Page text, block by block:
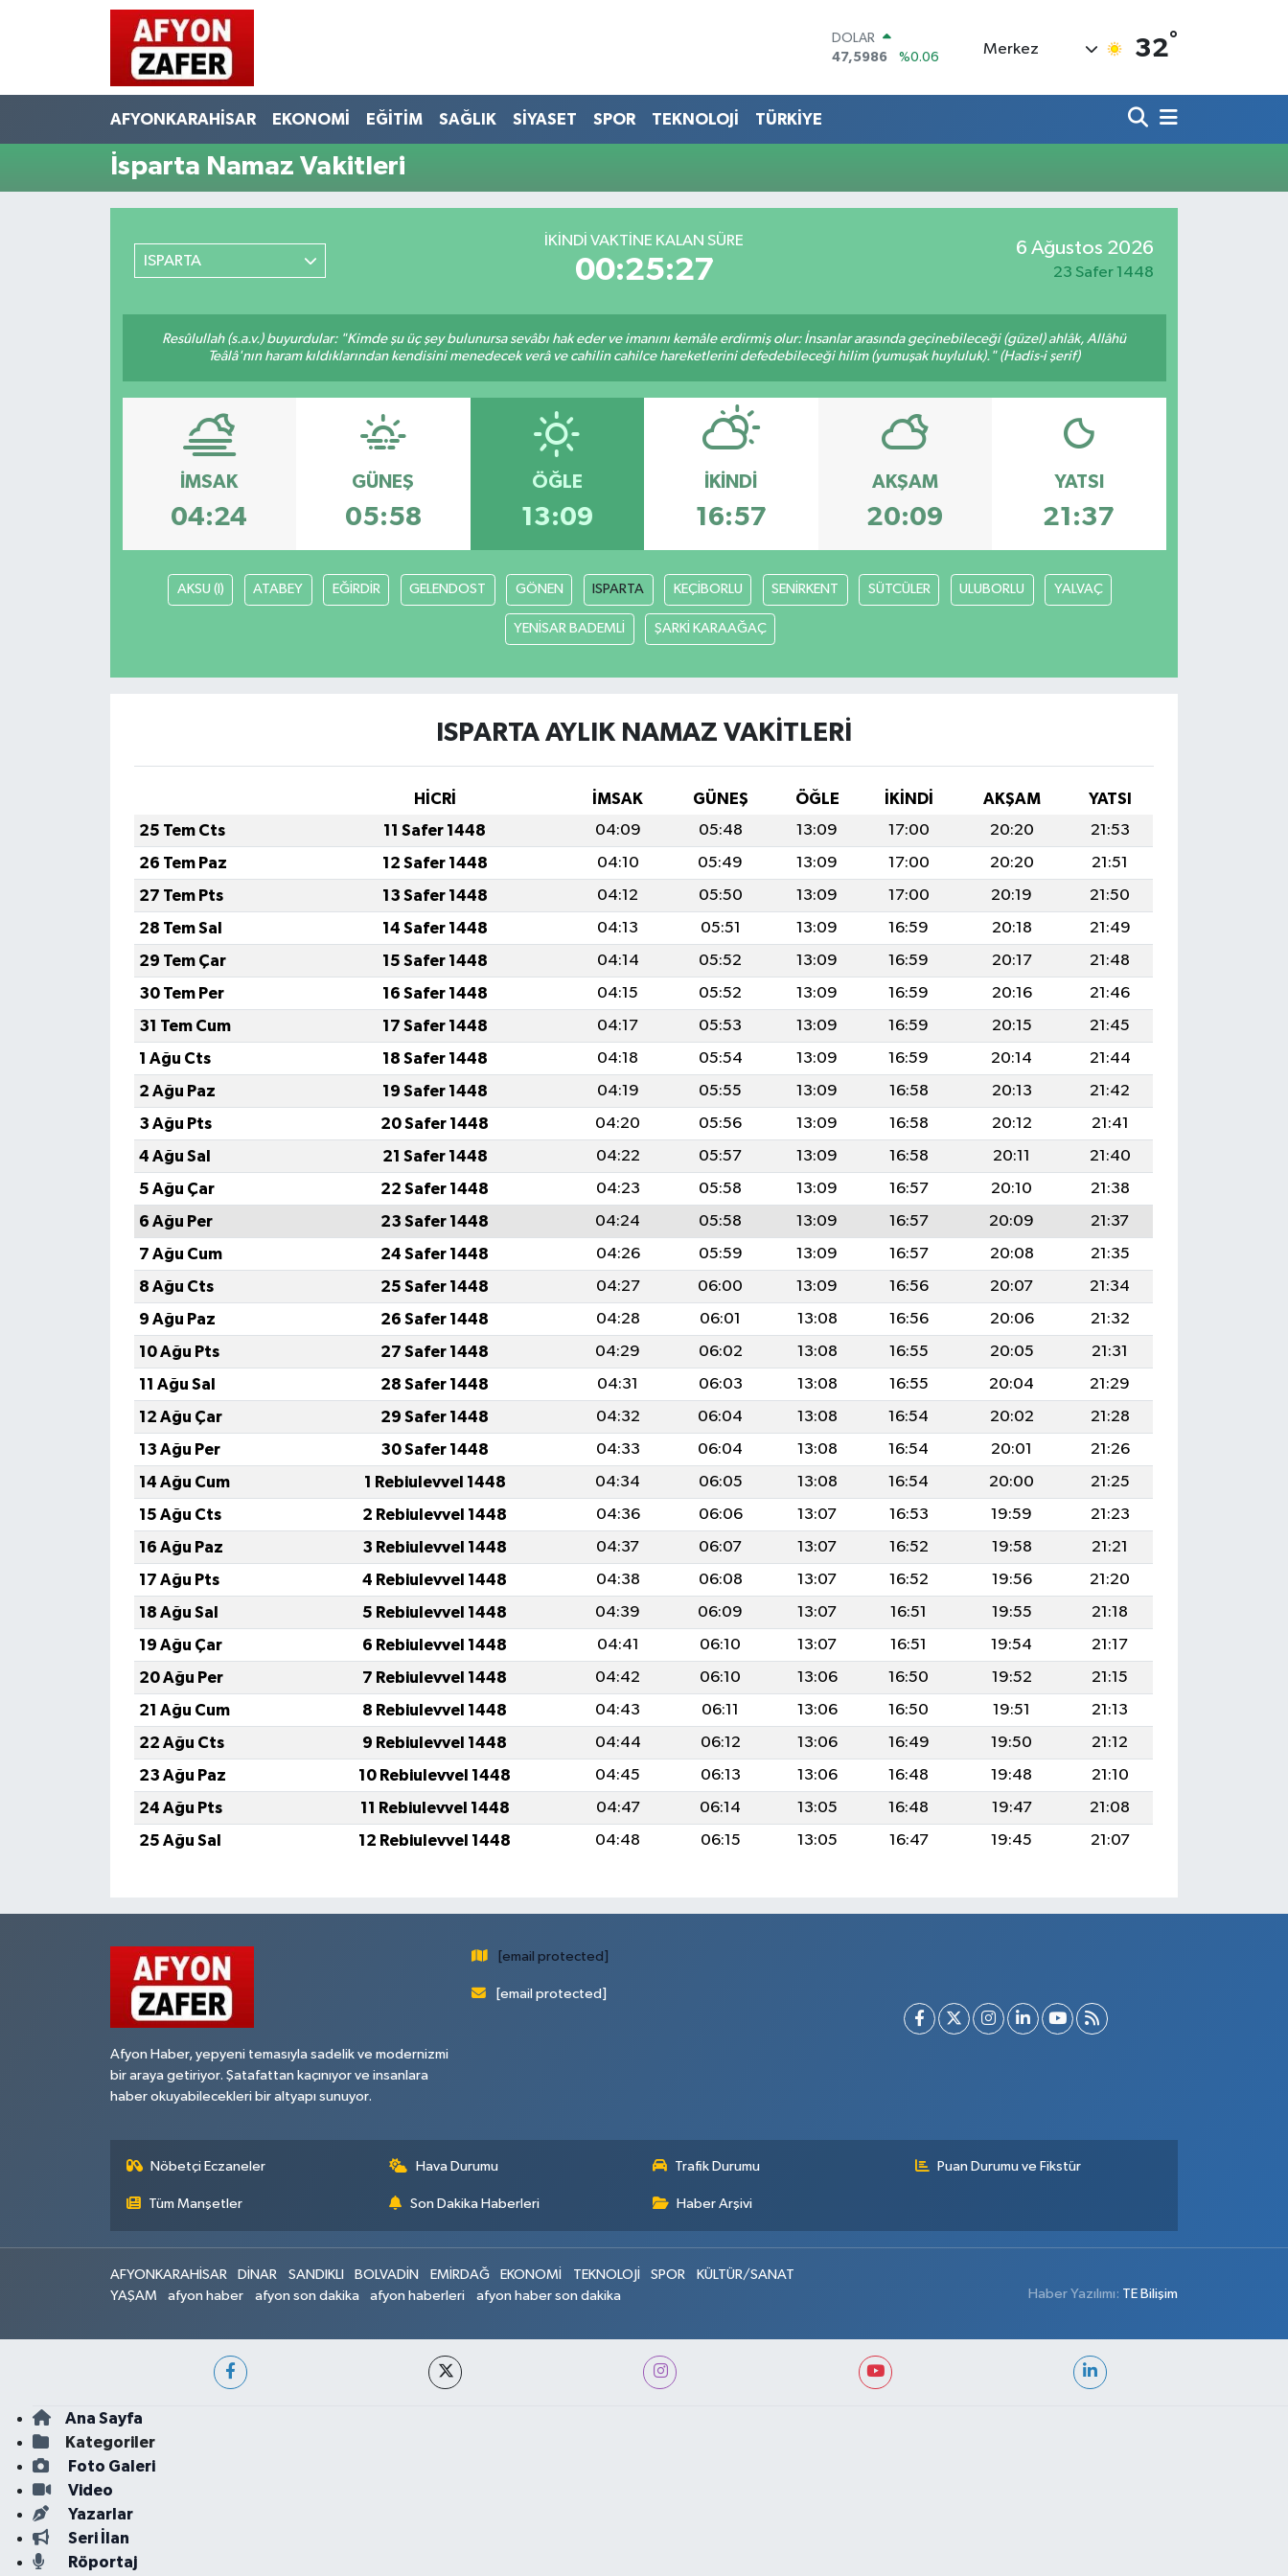
DOLAR
47,5986
%0.06
55,0700
%0.1
BİST100
13.768
%48
Merkez 32°
AFYONKARAHİSAR EKONOMİ EĞİTİM SAĞLIK SİYASET SPOR TEKNOLOJİ TÜRKİYE
İsparta Namaz Vakitleri
ISPARTA
İKINDI VAKTINE KALAN SÜRE
00:25:27
6 Ağustos 2026
23 Safer 1448
Resûlullah (s.a.v.) buyurdular: "Kimde şu üç şey bulunursa sevâbı hak eder ve imanını kemâle erdirmiş olur: İnsanlar arasında geçinebileceği (güzel) ahlâk, Allâhü
Teâlâ'nın haram kıldıklarından kendisini menedecek verâ ve cahilin cahilce hareketlerini defedebileceği hilim (yumuşak huyluluk)." (Hadis-i şerif)
İMSAK
04:24
GÜNEŞ
05:58
ÖĞLE
13:09
İKINDI
16:57
AKŞAM
20:09
YATSI
21:37
AKSU (I) ATABEY EĞİRDİR GELENDOST GÖNEN ISPARTA KEÇİBORLU SENİRKENT SÜTCÜLER ULUBORLU YALVAÇ
YENİSAR BADEMLİ ŞARKİ KARAAĞAÇ
ISPARTA AYLIK NAMAZ VAKITLERI
HİCRİ İMSAK GÜNEŞ ÖĞLE İKINDI AKŞAM
YATSI
25 Tem Cts
11 Safer 1448 04:09 05:48 13:09 17:00 20:20
21:53
26 Tem Paz
12 Safer 1448 04:10 05:49 13:09 17:00 20:20
21:51
27 Tem Pts
13 Safer 1448 04:12 05:50 13:09 17:00 20:19
21:50
28 Tem Sal
14 Safer 1448 04:13 05:51 13:09 16:59 20:18
21:49
29 Tem Çar
15 Safer 1448 04:14 05:52 13:09 16:59 20:17
21:48
30 Tem Per
16 Safer 1448 04:15 05:52 13:09 16:59 20:16
21:46
31 Tem Cum
17 Safer 1448 04:17 05:53 13:09 16:59 20:15
21:45
1 Ağu Cts
18 Safer 1448 04:18 05:54 13:09 16:59 20:14
21:44
2 Ağu Paz
19 Safer 1448 04:19 05:55 13:09 16:58 20:13
21:42
3 Ağu Pts
20 Safer 1448 04:20 05:56 13:09 16:58 20:12
21:41
4 Ağu Sal
21 Safer 1448 04:22 05:57 13:09 16:58 20:11
21:40
5 Ağu Çar
22 Safer 1448 04:23 05:58 13:09 16:57 20:10
21:38
6 Ağu Per
23 Safer 1448 04:24 05:58 13:09 16:57 20:09
21:37
7 Ağu Cum
24 Safer 1448 04:26 05:59 13:09 16:57 20:08
21:35
8 Ağu Cts
25 Safer 1448 04:27 06:00 13:09 16:56 20:07
21:34
9 Ağu Paz
26 Safer 1448 04:28 06:01 13:08 16:56 20:06
21:32
10 Ağu Pts
27 Safer 1448 04:29 06:02 13:08 16:55 20:05
21:31
11 Ağu Sal
28 Safer 1448 04:31 06:03 13:08 16:55 20:04
21:29
12 Ağu Çar
29 Safer 1448 04:32 06:04 13:08 16:54 20:02
21:28
13 Ağu Per
30 Safer 1448 04:33 06:04 13:08 16:54 20:01
21:26
14 Ağu Cum
1 Rebiulevvel 1448 04:34 06:05 13:08 16:54 20:00
21:25
15 Ağu Cts
2 Rebiulevvel 1448 04:36 06:06 13:07 16:53 19:59
21:23
16 Ağu Paz
3 Rebiulevvel 1448 04:37 06:07 13:07 16:52 19:58
21:21
17 Ağu Pts
4 Rebiulevvel 1448 04:38 06:08 13:07 16:52 19:56
21:20
18 Ağu Sal
5 Rebiulevvel 1448 04:39 06:09 13:07 16:51 19:55
21:18
19 Ağu Çar
6 Rebiulevvel 1448 04:41 06:10 13:07 16:51 19:54
21:17
20 Ağu Per
7 Rebiulevvel 1448 04:42 06:10 13:06 16:50 19:52
21:15
21 Ağu Cum
8 Rebiulevvel 1448 04:43 06:11 13:06 16:50 19:51
21:13
22 Ağu Cts
9 Rebiulevvel 1448 04:44 06:12 13:06 16:49 19:50
21:12
23 Ağu Paz
10 Rebiulevvel 1448 04:45 06:13 13:06 16:48 19:48
21:10
24 Ağu Pts
11 Rebiulevvel 1448 04:47 06:14 13:05 16:48 19:47
21:08
25 Ağu Sal
12 Rebiulevvel 1448 04:48 06:15 13:05 16:47 19:45 21:07
Afyon Haber, yepyeni temasıyla sadelik ve modernizmi
bir araya getiriyor. Şatafattan kaçınıyor ve insanlara
haber okuyabilecekleri bir altyapı sunuyor.
[email protected]
[email protected]
Nöbetçi Eczaneler Hava Durumu Trafik Durumu Puan Durumu ve Fikstür
Tüm Manşetler Son Dakika Haberleri Haber Arşivi
AFYONKARAHİSAR DİNAR SANDIKLI BOLVADİN EMİRDAĞ EKONOMİ TEKNOLOJİ SPOR
KÜLTÜR/SANAT
YAŞAM
afyon haber afyon son dakika afyon haberleri afyon haber son dakika Haber Yazılımı: TE Bilişim
Ana Sayfa
Kategoriler
Foto Galeri
Video
Yazarlar
Seri İlan
Röportaj